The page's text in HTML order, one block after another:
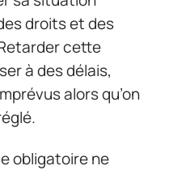
droits et des
cette
à des délais,
alors qu’on
obligatoire ne